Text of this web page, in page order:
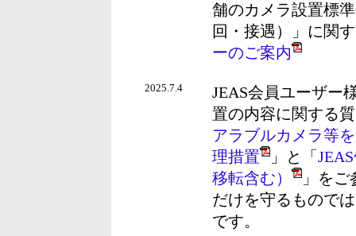
舗のカメラ設置標
回・接遇）」に関
ーのご案内
2025.7.4
JEAS会員ユーザー
置の内容に関する
アラブルカメラ等
理措置
」と「
移転含む）
」を
だけを守るもので
です。